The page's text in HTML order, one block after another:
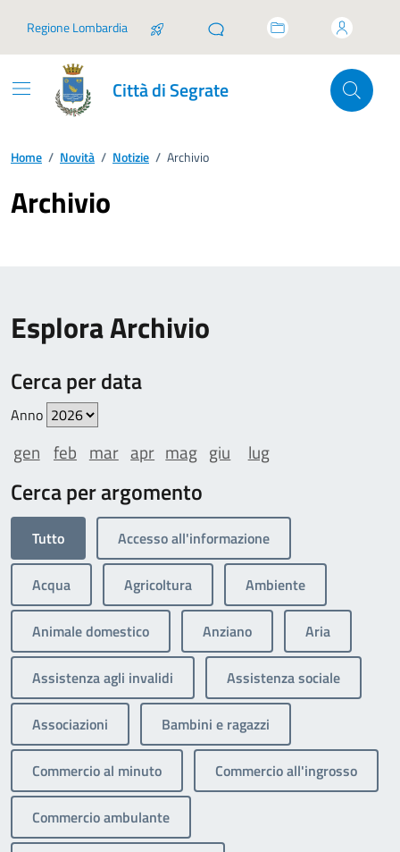
Regione Lombardia
Città di Segrate
Home / Novità / Notizie / Archivio
Archivio
Esplora Archivio
Cerca per data
Anno
gen feb mar apr mag giu lug
Cerca per argomento
Tutto Accesso all'informazione
Acqua Agricoltura Ambiente
Animale domestico Anziano Aria
Assistenza agli invalidi Assistenza sociale
Associazioni Bambini e ragazzi
Commercio al minuto Commercio all'ingrosso
Commercio ambulante